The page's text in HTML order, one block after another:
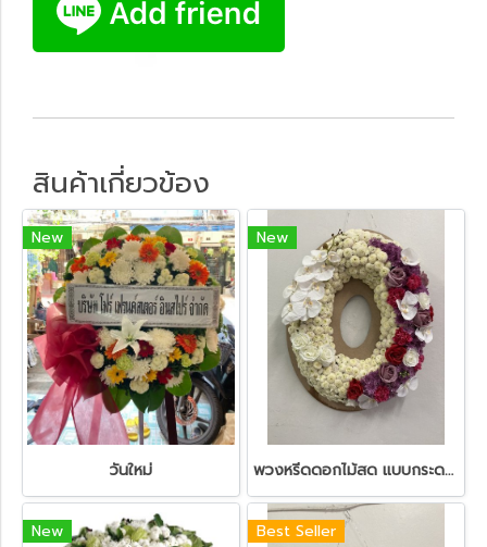
สินค้าเกี่ยวข้อง
New
วันใหม่
New
พวงหรีดดอกไม้สด แบบกระดาน
New Best Seller